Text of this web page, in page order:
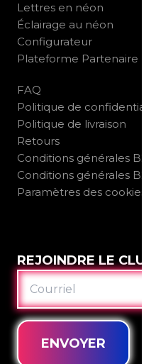
Lettres en néon
Éclairage au néon
Configurateur
Plateforme Partenaire
FAQ
Politique de confidentialité
Politique de livraison
Retours
Conditions générales B2C
Conditions générales B2B
Paramètres des cookies
REJOINDRE LE CLUB
COURRIEL
ENVOYER